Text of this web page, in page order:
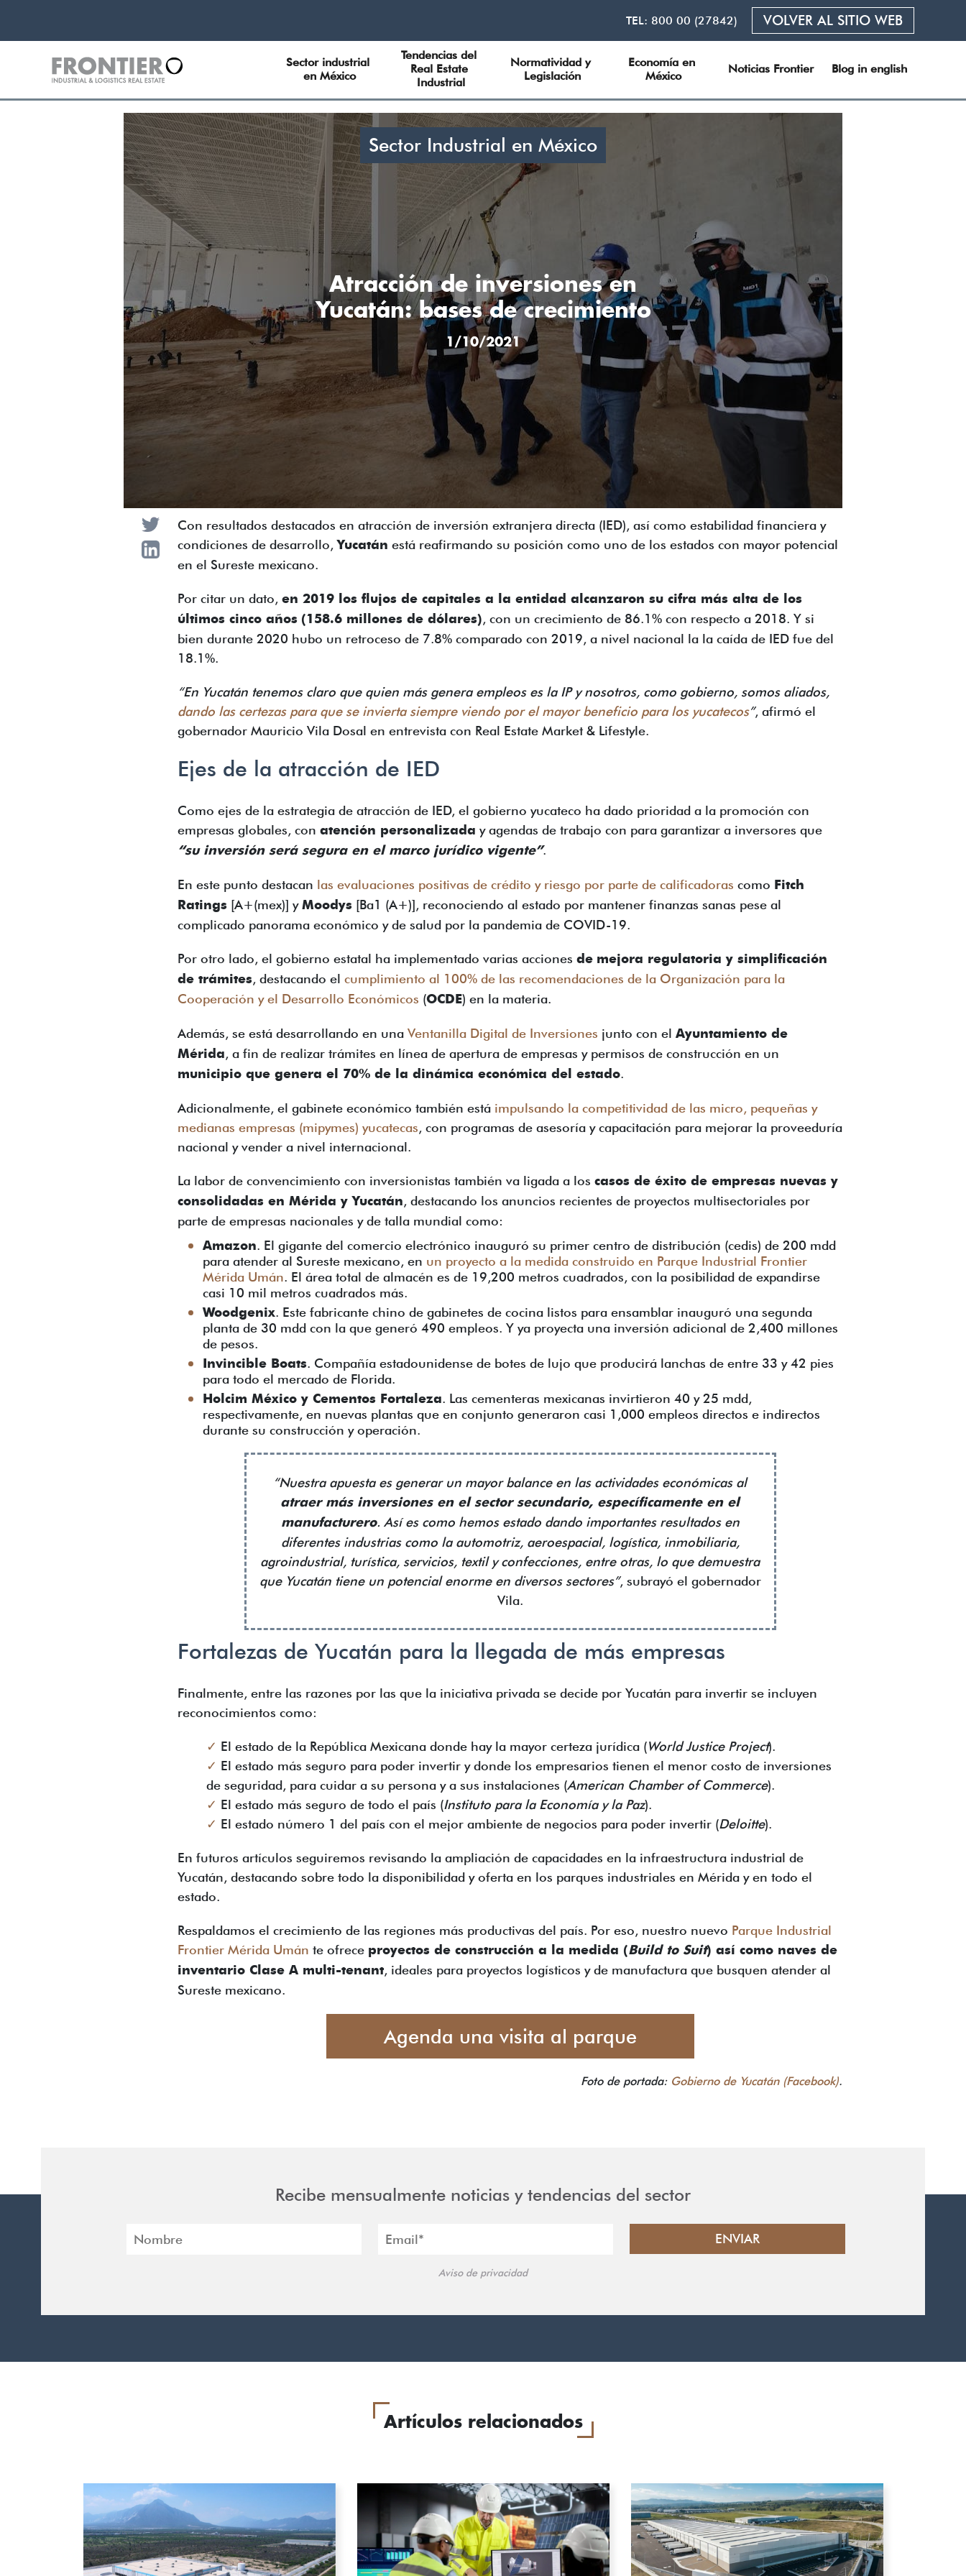
TEL: 800 00 (27842) VOLVER AL SITIO WEB
Sector industrial
en México
Tendencias del
Real Estate
Industrial
Normatividad y
Legislación
Economía en
México
Noticias Frontier Blog in english
Sector Industrial en México
Atracción de inversiones en
Yucatán: bases de crecimiento
1/10/2021
Con resultados destacados en atracción de inversión extranjera directa (IED), así como estabilidad financiera y
condiciones de desarrollo,Yucatán está reafirmando su posición como uno de los estados con mayor potencial
en el Sureste mexicano.
Por citar un dato, en 2019 los flujos de capitales a la entidad alcanzaron su cifra más alta de los
últimos cinco años (158.6 millones de dólares), con un crecimiento de 86.1% con respecto a 2018. Y si
bien durante 2020 hubo un retroceso de 7.8% comparado con 2019, a nivel nacional la la caída de IED fue del
18.1%.
“En Yucatán tenemos claro que quien más genera empleos es la IP y nosotros, como gobierno, somos aliados,
dando las certezas para que se invierta siempre viendo por el mayor beneficio para los yucatecos”, afirmó el
gobernador Mauricio Vila Dosal en entrevista con Real Estate Market & Lifestyle.
Ejes de la atracción de IED
Como ejes de la estrategia de atracción de IED, el gobierno yucateco ha dado prioridad a la promoción con
empresas globales, con atención personalizada y agendas de trabajo con para garantizar a inversores que
“su inversión será segura en el marco jurídico vigente”.
En este punto destacan las evaluaciones positivas de crédito y riesgo por parte de calificadoras como Fitch
Ratings [A+(mex)] yMoodys [Ba1 (A+)], reconociendo al estado por mantener finanzas sanas pese al
complicado panorama económico y de salud por la pandemia de COVID-19.
Por otro lado, el gobierno estatal ha implementado varias acciones de mejora regulatoria y simplificación
de trámites, destacando el cumplimiento al 100% de las recomendaciones de la Organización para la
Cooperación y el Desarrollo Económicos (OCDE) en la materia.
Además, se está desarrollando en una Ventanilla Digital de Inversiones junto con el Ayuntamiento de
Mérida, a fin de realizar trámites en línea de apertura de empresas y permisos de construcción en un
municipio que genera el 70% de la dinámica económica del estado.
Adicionalmente, el gabinete económico también está impulsando la competitividad de las micro, pequeñas y
medianas empresas (mipymes) yucatecas, con programas de asesoría y capacitación para mejorar la proveeduría
nacional y vender a nivel internacional.
La labor de convencimiento con inversionistas también va ligada a los casos de éxito de empresas nuevas y
consolidadas en Mérida y Yucatán, destacando los anuncios recientes de proyectos multisectoriales por
parte de empresas nacionales y de talla mundial como:
Amazon. El gigante del comercio electrónico inauguró su primer centro de distribución (cedis) de 200 mdd
para atender al Sureste mexicano, en un proyecto a la medida construido en Parque Industrial Frontier
Mérida Umán. El área total de almacén es de 19,200 metros cuadrados, con la posibilidad de expandirse
casi 10 mil metros cuadrados más.
Woodgenix. Este fabricante chino de gabinetes de cocina listos para ensamblar inauguró una segunda
planta de 30 mdd con la que generó 490 empleos. Y ya proyecta una inversión adicional de 2,400 millones
de pesos.
Invincible Boats. Compañía estadounidense de botes de lujo que producirá lanchas de entre 33 y 42 pies
para todo el mercado de Florida.
Holcim México y Cementos Fortaleza. Las cementeras mexicanas invirtieron 40 y 25 mdd,
respectivamente, en nuevas plantas que en conjunto generaron casi 1,000 empleos directos e indirectos
durante su construcción y operación.
“Nuestra apuesta es generar un mayor balance en las actividades económicas al
atraer más inversiones en el sector secundario, específicamente en el
manufacturero. Así es como hemos estado dando importantes resultados en
diferentes industrias como la automotriz, aeroespacial, logística, inmobiliaria,
agroindustrial, turística, servicios, textil y confecciones, entre otras, lo que demuestra
que Yucatán tiene un potencial enorme en diversos sectores”, subrayó el gobernador
Vila.
Fortalezas de Yucatán para la llegada de más empresas
Finalmente, entre las razones por las que la iniciativa privada se decide por Yucatán para invertir se incluyen
reconocimientos como:
✓ El estado de la República Mexicana donde hay la mayor certeza jurídica (World Justice Project).
✓ El estado más seguro para poder invertir y donde los empresarios tienen el menor costo de inversiones
de seguridad, para cuidar a su persona y a sus instalaciones (American Chamber of Commerce).
✓ El estado más seguro de todo el país (Instituto para la Economía y la Paz).
✓ El estado número 1 del país con el mejor ambiente de negocios para poder invertir (Deloitte).
En futuros artículos seguiremos revisando la ampliación de capacidades en la infraestructura industrial de
Yucatán, destacando sobre todo la disponibilidad y oferta en los parques industriales en Mérida y en todo el
estado.
Respaldamos el crecimiento de las regiones más productivas del país. Por eso, nuestro nuevo Parque Industrial
Frontier Mérida Umán te ofrece proyectos de construcción a la medida (Build to Suit) así como naves de
inventario Clase A multi-tenant, ideales para proyectos logísticos y de manufactura que busquen atender al
Sureste mexicano.
Agenda una visita al parque
Foto de portada: Gobierno de Yucatán (Facebook).
Recibe mensualmente noticias y tendencias del sector
Aviso de privacidad
Artículos relacionados